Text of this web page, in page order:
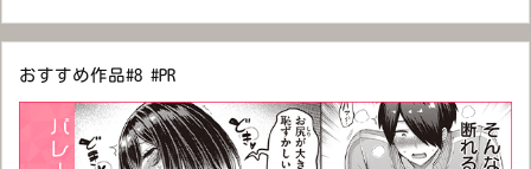
おすすめ作品#8 #PR